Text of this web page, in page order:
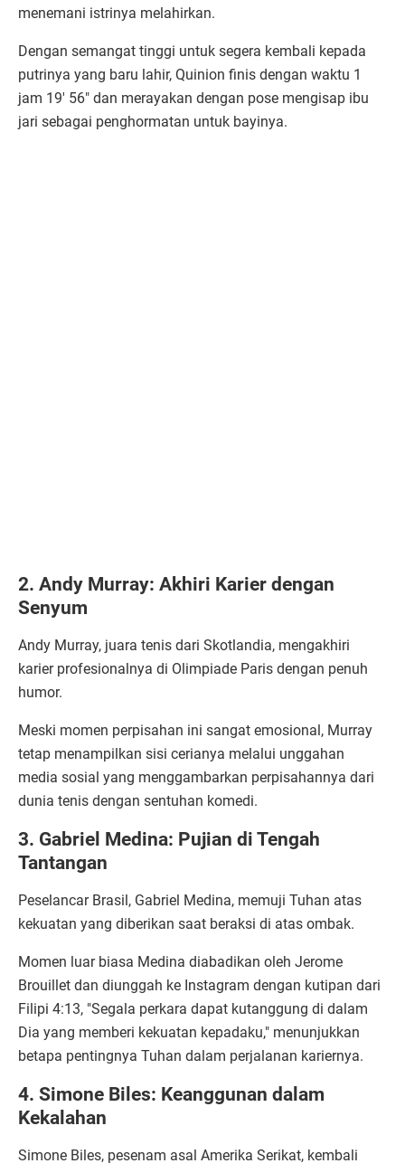
menemani istrinya melahirkan.
Dengan semangat tinggi untuk segera kembali kepada
putrinya yang baru lahir, Quinion finis dengan waktu 1
jam 19' 56" dan merayakan dengan pose mengisap ibu
jari sebagai penghormatan untuk bayinya.
2. Andy Murray: Akhiri Karier dengan
Senyum
Andy Murray, juara tenis dari Skotlandia, mengakhiri
karier profesionalnya di Olimpiade Paris dengan penuh
humor.
Meski momen perpisahan ini sangat emosional, Murray
tetap menampilkan sisi cerianya melalui unggahan
media sosial yang menggambarkan perpisahannya dari
dunia tenis dengan sentuhan komedi.
3. Gabriel Medina: Pujian di Tengah
Tantangan
Peselancar Brasil, Gabriel Medina, memuji Tuhan atas
kekuatan yang diberikan saat beraksi di atas ombak.
Momen luar biasa Medina diabadikan oleh Jerome
Brouillet dan diunggah ke Instagram dengan kutipan dari
Filipi 4:13, "Segala perkara dapat kutanggung di dalam
Dia yang memberi kekuatan kepadaku," menunjukkan
betapa pentingnya Tuhan dalam perjalanan kariernya.
4. Simone Biles: Keanggunan dalam
Kekalahan
Simone Biles, pesenam asal Amerika Serikat, kembali